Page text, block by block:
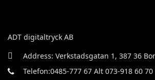
ADT digitaltryck AB
Address: Verkstadsgatan 1, 387 36
Telefon:0485-777 67 Alt 073-918 60 70